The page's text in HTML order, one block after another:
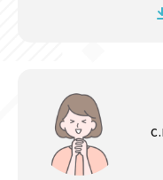
最低でも5.0、大
たので 高校卒業
ておりました。